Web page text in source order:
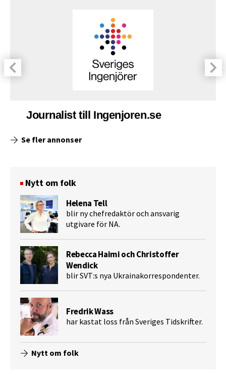
Journalist till Ingenjoren.se
Se fler annonser
Nytt om folk
Helena Tell
blir ny chefredaktör och ansvarig
utgivare för NA.
Rebecca Haimi och Christoffer
Wendick
blir SVT:s nya Ukrainakorrespondenter.
Fredrik Wass
har kastat loss från Sveriges Tidskrifter.
Nytt om folk